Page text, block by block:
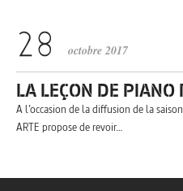
octobre 2017
LA LEÇON DE PIANO
A l’occasion de la diffusion de la
ARTE propose de revoir…